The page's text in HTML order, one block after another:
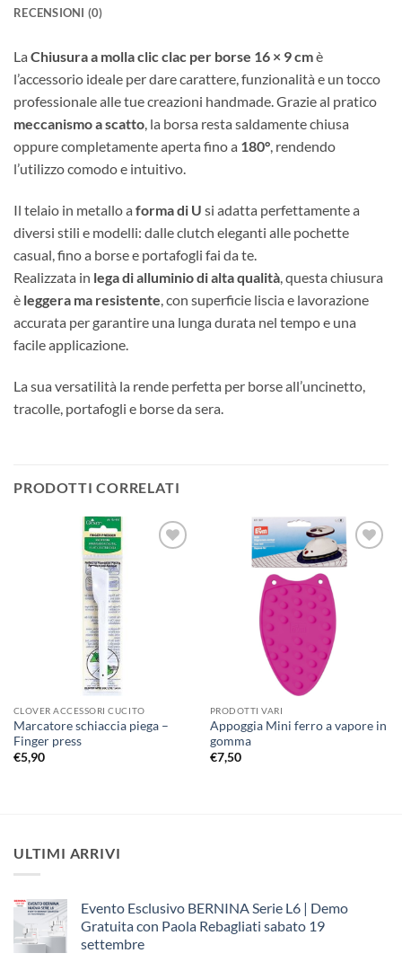
RECENSIONI (0)
La Chiusura a molla clic clac per borse 16 × 9 cmè
l’accessorio ideale per dare carattere, funzionalità e un tocco
professionale alle tue creazioni handmade. Grazie al pratico
meccanismo a scatto, la borsa resta saldamente chiusa
oppure completamente aperta fino a 180°, rendendo
l’utilizzo comodo e intuitivo.
Il telaio in metallo a forma di U si adatta perfettamente a
diversi stili e modelli: dalle clutch eleganti alle pochette
casual, fino a borse e portafogli fai da te.
Realizzata in lega di alluminio di alta qualità , questa chiusura
è leggera ma resistente , con superficie liscia e lavorazione
accurata per garantire una lunga durata nel tempo e una
facile applicazione.
La sua versatilità la rende perfetta per borse all’uncinetto,
tracolle, portafogli e borse da sera.
PRODOTTI CORRELATI
CLOVER ACCESSORI CUCITO
Marcatore schiaccia piega –
Finger press
€5,90
Aggiungi
PRODOTTI VARI
Appoggia Mini ferro a vapore in
gomma
€7,50
ULTIMI ARRIVI
Evento Esclusivo BERNINA Serie L6 | Demo
Gratuita con Paola Rebagliati sabato 19
settembre